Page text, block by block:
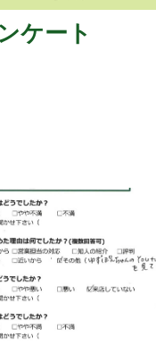
ケート